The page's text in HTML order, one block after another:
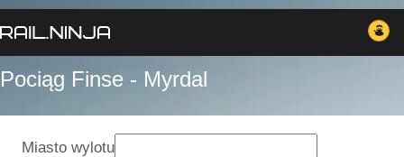
Pociąg Finse - Myrdal
Miasto wylotu